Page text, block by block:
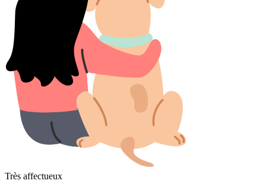
Très affectueux